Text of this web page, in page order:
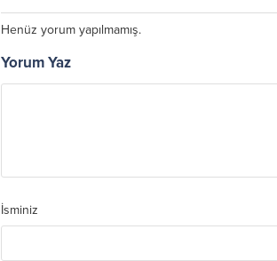
Henüz yorum yapılmamış.
Yorum Yaz
İsminiz